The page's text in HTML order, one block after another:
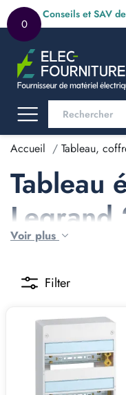
0
Conseils et SAV
Accueil Tableau,
Tableau
Legrand
Voir plus
Filter